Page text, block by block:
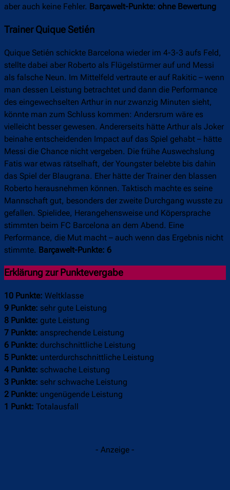
aber auch keine Fehler. Barçawelt-Punkte: ohne Bewertung
Trainer Quique Setién
Quique Setién schickte Barcelona wieder im 4-3-3 aufs Feld,
stellte dabei aber Roberto als Flügelstürmer auf und Messi
als falsche Neun. Im Mittelfeld vertraute er auf Rakitic – wenn
man dessen Leistung betrachtet und dann die Performance
des eingewechselten Arthur in nur zwanzig Minuten sieht,
könnte man zum Schluss kommen: Andersrum wäre es
vielleicht besser gewesen. Andererseits hätte Arthur als Joker
beinahe entscheidenden Impact auf das Spiel gehabt – hätte
Messi die Chance nicht vergeben. Die frühe Auswechslung
Fatis war etwas rätselhaft, der Youngster belebte bis dahin
das Spiel der Blaugrana. Eher hätte der Trainer den blassen
Roberto herausnehmen können. Taktisch machte es seine
Mannschaft gut, besonders der zweite Durchgang wusste zu
gefallen. Spielidee, Herangehensweise und Köpersprache
stimmten beim FC Barcelona an dem Abend. Eine
Performance, die Mut macht – auch wenn das Ergebnis nicht
stimmte. Barçawelt-Punkte: 6
Erklärung zur Punktevergabe
10 Punkte: Weltklasse
9 Punkte: sehr gute Leistung
8 Punkte: gute Leistung
7 Punkte: ansprechende Leistung
6 Punkte: durchschnittliche Leistung
5 Punkte: unterdurchschnittliche Leistung
4 Punkte: schwache Leistung
3 Punkte: sehr schwache Leistung
2 Punkte: ungenügende Leistung
1 Punkt: Totalausfall
- Anzeige -